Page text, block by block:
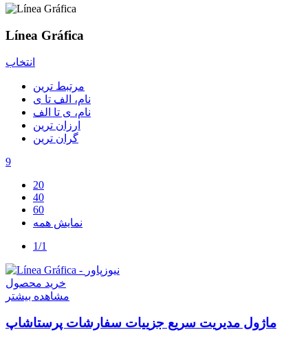
Línea Gráfica
انتخاب
مرتبط ترین
نام، الف تا ی
نام، ی تا الف
ارزان ترین
گران ترین
9
20
40
60
نمایش همه
1/1
خرید محصول
مشاهده بیشتر
ماژول مدیریت سریع جزییات سفارشات پرستاشاپ